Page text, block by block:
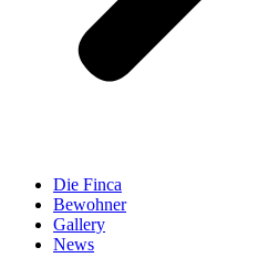
Die Finca
Bewohner
Gallery
News